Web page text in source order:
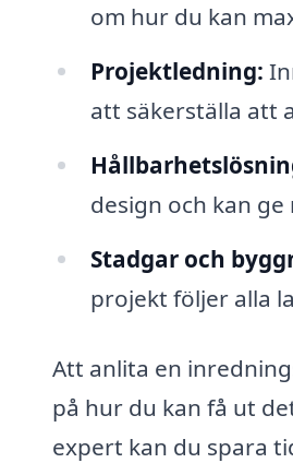
om hur du kan
Projektledning:
att säkerställa att
design och kan
Stadgar och
projekt följer alla
Att anlita en
på hur du kan få ut
expert kan du spara